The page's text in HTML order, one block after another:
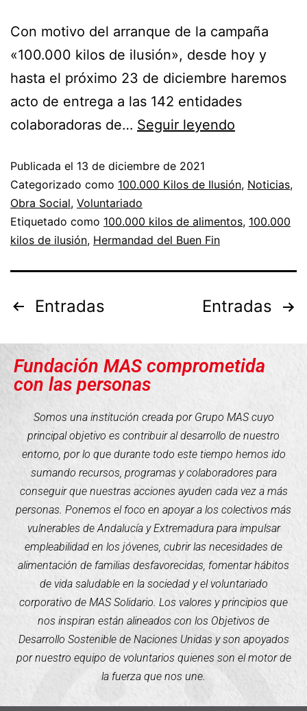
Con motivo del arranque de la campaña
«100.000 kilos de ilusión», desde hoy y
hasta el próximo 23 de diciembre haremos
acto de entrega a las 142 entidades
colaboradoras de… Seguir leyendo
Publicada el 13 de diciembre de 2021
Categorizado como 100.000 Kilos de Ilusión, Noticias,
Obra Social, Voluntariado
Etiquetado como 100.000 kilos de alimentos, 100.000
kilos de ilusión, Hermandad del Buen Fin
Entradas Entradas
Fundación MAS comprometida
con las personas
Somos una institución creada por Grupo MAS cuyo
principal objetivo es contribuir al desarrollo de nuestro
entorno, por lo que durante todo este tiempo hemos ido
sumando recursos, programas y colaboradores para
conseguir que nuestras acciones ayuden cada vez a más
personas. Ponemos el foco en apoyar a los colectivos más
vulnerables de Andalucía y Extremadura para impulsar
empleabilidad en los jóvenes, cubrir las necesidades de
alimentación de familias desfavorecidas, fomentar hábitos
de vida saludable en la sociedad y el voluntariado
corporativo de MAS Solidario. Los valores y principios que
nos inspiran están alineados con los Objetivos de
Desarrollo Sostenible de Naciones Unidas y son apoyados
por nuestro equipo de voluntarios quienes son el motor de
la fuerza que nos une.